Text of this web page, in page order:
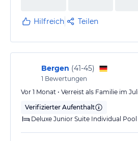
Atmosphäre insgesamt sehr
Das Personal war…
Hilfreich Teilen
Bergen (41-45)
1 Bewertungen
Vor 1 Monat • Verreist als Familie im
Verifizierter Aufenthalt
Deluxe Junior Suite Individual Pool